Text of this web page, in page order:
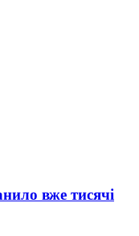
вже тисячі